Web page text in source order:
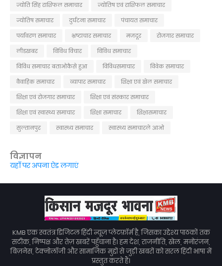
ज्योति सिंह राशिफल समाचार
ज्योतिष एवं राशिफल समाचार
ज्योतिष समाचार
दुर्घटना समाचार
पंचायत समाचार
पर्यावरण समाचार
भ्रष्टाचार समाचार मजदूर
रोजगार समाचार
लीडखबर
विविध विचार
विविध समाचार
विविध समाचार बताओकैसे हुआ
विविधसमाचार
विवेक समाचार
वैवाहिक समाचार
व्यापार समाचार
शिक्षा एवं खेल समाचार
शिक्षा एवं रोजगार समाचार
शिक्षा एवं संस्कार समाचार
शिक्षा एवं स्वास्थ्य समाचार
शिक्षा समाचार
शिक्षासमाचार
सुल्तानपुर
स्वास्थ्य समाचार स्वास्थ्य समाचारले आओ
विज्ञापन
यहाँ पर अपना ऐड लगाएं
KMB एक स्वतंत्र डिजिटल हिंदी न्यूज़ प्लेटफ़ॉर्म है, जिसका उद्देश्य पाठकों तक
सटीक, निष्पक्ष और तेज़ खबरें पहुँचाना है। हम देश, राजनीति, खेल, मनोरंजन,
बिज़नेस, टेक्नोलॉजी और सामाजिक मुद्दों से जुड़ी खबरों को सरल हिंदी भाषा में
प्रस्तुत करते हैं।